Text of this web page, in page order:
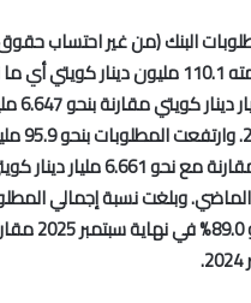
البنك (من غير احتساب
لتصل إلى
كويتي
كويتي أو بنسبة 1.4%، مقارنة مع
وبلغت نسبة إجمالي
إجمالي الموجودات